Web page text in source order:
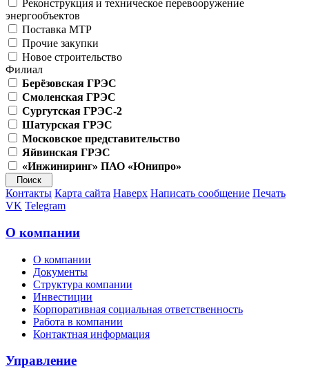
Реконструкция и техническое перевооружение
энергообъектов
Поставка МТР
Прочие закупки
Новое строительство
Филиал
Берёзовская ГРЭС
Смоленская ГРЭС
Сургутская ГРЭС-2
Шатурская ГРЭС
Московское представительство
Яйвинская ГРЭС
«Инжиниринг» ПАО «Юнипро»
Контакты Карта сайта Наверх Написать сообщение Печать
VK Telegram
О компании
О компании
Документы
Структура компании
Инвестиции
Корпоративная социальная ответственность
Работа в компании
Контактная информация
Управление